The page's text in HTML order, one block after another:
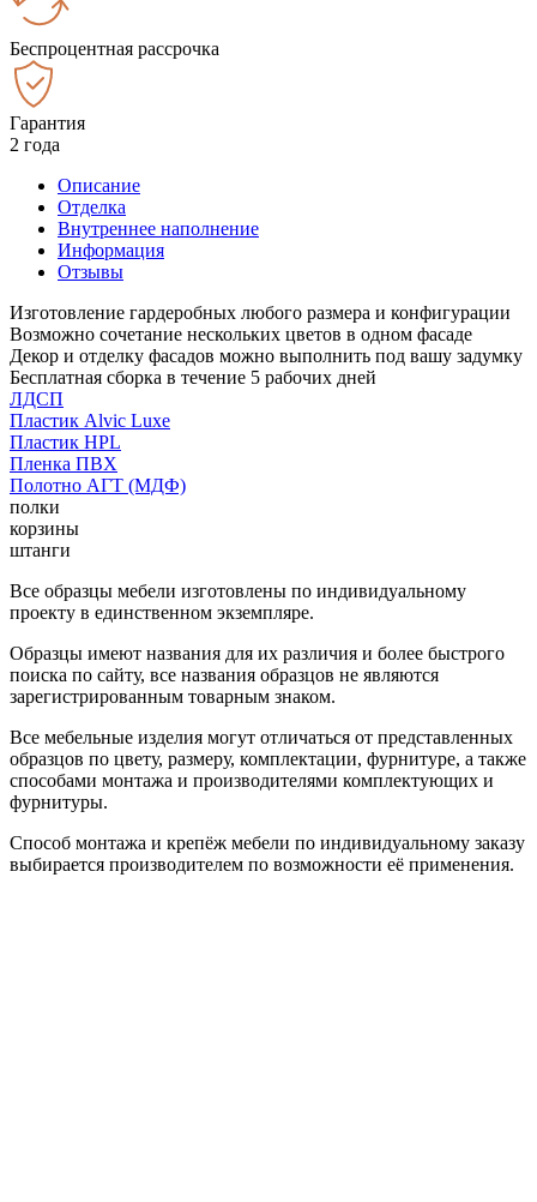
Беспроцентная рассрочка
Гарантия
2 года
Описание
Отделка
Внутреннее наполнение
Информация
Отзывы
Изготовление гардеробных любого размера и конфигурации
Возможно сочетание нескольких цветов в одном фасаде
Декор и отделку фасадов можно выполнить под вашу задумку
Бесплатная сборка в течение 5 рабочих дней
ЛДСП
Пластик Alvic Luxe
Пластик HPL
Пленка ПВХ
Полотно АГТ (МДФ)
полки
корзины
штанги
Все образцы мебели изготовлены по индивидуальному
проекту в единственном экземпляре.
Образцы имеют названия для их различия и более быстрого
поиска по сайту, все названия образцов не являются
зарегистрированным товарным знаком.
Все мебельные изделия могут отличаться от представленных
образцов по цвету, размеру, комплектации, фурнитуре, а также
способами монтажа и производителями комплектующих и
фурнитуры.
Способ монтажа и крепёж мебели по индивидуальному заказу
выбирается производителем по возможности её применения.